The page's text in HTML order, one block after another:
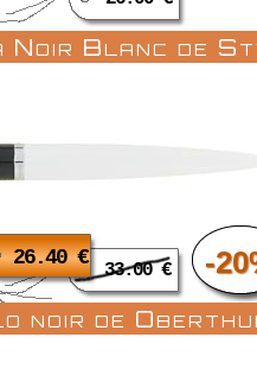
Blanc de
26.40 €
33.00 € -
noir de